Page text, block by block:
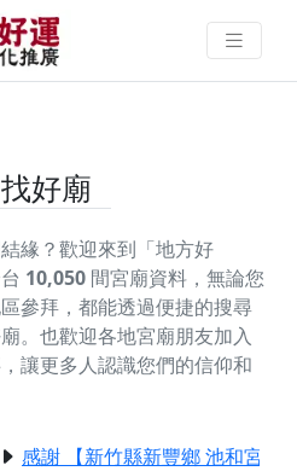
廟資料｜拜好廟
緣的信仰
找好廟
緣？歡迎來到「地方好
10,050 間宮廟資料，無論您
參拜，都能透過便捷的搜尋
。 也歡迎各地宮廟朋友加入
讓更多人認識您們的信仰和
感謝 【新竹縣新豐鄉 池和宮】 贊